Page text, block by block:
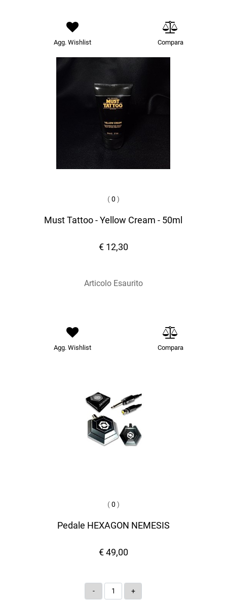
Agg. Wishlist Compara
(0 )
Must Tattoo - Yellow Cream - 50ml
€ 12,30
Articolo Esaurito
Agg. Wishlist Compara
(0 )
Pedale HEXAGON NEMESIS
€ 49,00
Quantità